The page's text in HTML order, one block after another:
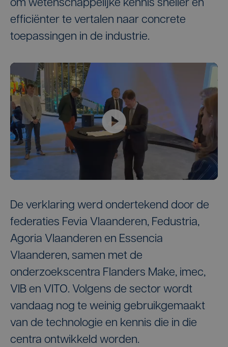
om wetenschappelijke kennis sneller en
efficiënter te vertalen naar concrete
toepassingen in de industrie.
Play
De verklaring werd ondertekend door de
federaties Fevia Vlaanderen, Fedustria,
Agoria Vlaanderen en Essencia
Vlaanderen, samen met de
onderzoekscentra Flanders Make, imec,
VIB en VITO. Volgens de sector wordt
vandaag nog te weinig gebruikgemaakt
van de technologie en kennis die in die
centra ontwikkeld worden.